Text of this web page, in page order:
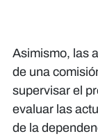
Asimismo, las
de una
supervisar el
evaluar las
de la